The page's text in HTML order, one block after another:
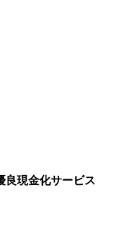
良現金化サービス